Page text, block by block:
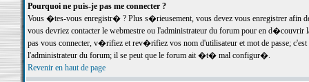
Pourquoi ne puis-je pas me connecter ?
Vous �tes-vous enregistr� ? Plus s�rieusement, vous devez vous enregistrer
vous devriez contacter le webmestre ou l'administrateur du forum pour en
pas vous connecter, v�rifiez et rev�rifiez vos nom d'utilisateur et mot de passe;
l'administrateur du forum; il se peut que le forum ait �t� mal configur�.
Revenir en haut de page